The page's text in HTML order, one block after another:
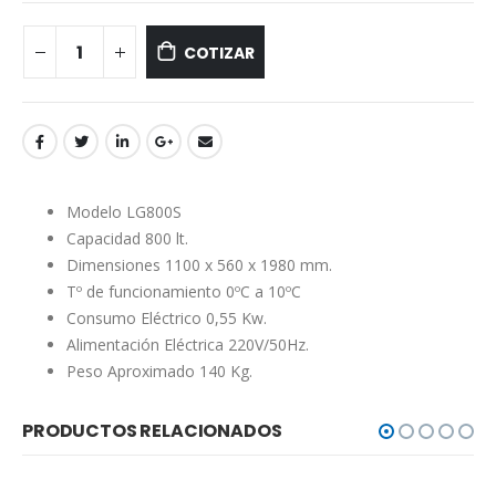
COTIZAR
Modelo LG800S
Capacidad 800 lt.
Dimensiones 1100 x 560 x 1980 mm.
Tº de funcionamiento 0ºC a 10ºC
Consumo Eléctrico 0,55 Kw.
Alimentación Eléctrica 220V/50Hz.
Peso Aproximado 140 Kg.
PRODUCTOS RELACIONADOS